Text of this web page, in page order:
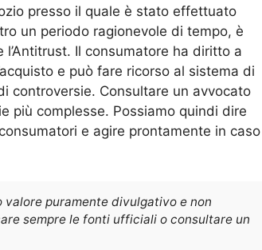
presso il quale è stato effettuato
un periodo ragionevole di tempo, è
Il consumatore ha diritto a
e può fare ricorso al sistema di
controversie. Consultare un avvocato
più complesse. Possiamo quindi dire
e agire prontamente in caso
puramente divulgativo e non
sempre le fonti ufficiali o consultare un